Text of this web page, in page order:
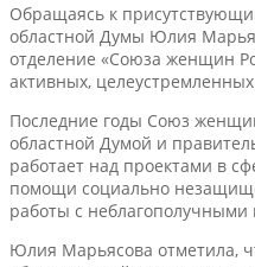
Обращаясь к
областной Думы Юлия
отделение «Союза женщин
активных,
Последние годы Союз
областной Думой и
работает над проектами в
помощи социально
работы с неблагополучными
Юлия Марьясова отметила,